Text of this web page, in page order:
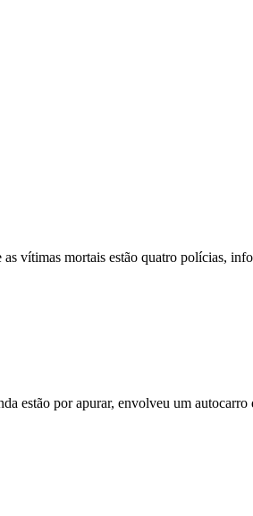
vítimas mortais estão quatro polícias,
estão por apurar, envolveu um autocarro